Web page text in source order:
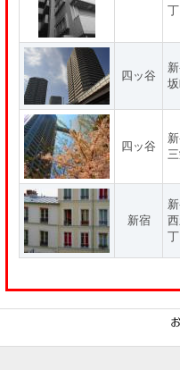
四ッ谷
四ッ谷
新宿